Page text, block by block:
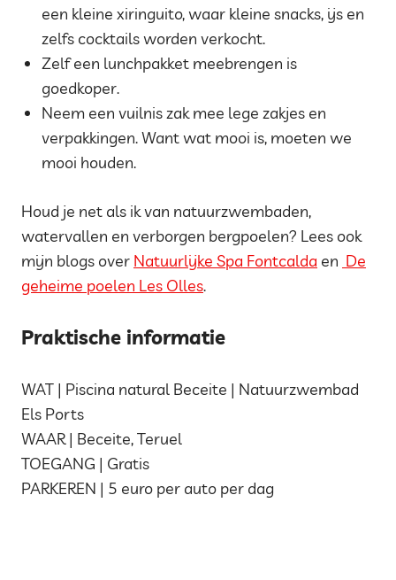
een kleine xiringuito, waar kleine snacks, ijs en
zelfs cocktails worden verkocht.
Zelf een lunchpakket meebrengen is
goedkoper.
Neem een vuilnis zak mee lege zakjes en
verpakkingen. Want wat mooi is, moeten we
mooi houden.
Houd je net als ik van natuurzwembaden,
watervallen en verborgen bergpoelen? Lees ook
mijn blogs over Natuurlijke Spa Fontcalda en De
geheime poelen Les Olles.
Praktische informatie
WAT | Piscina natural Beceite | Natuurzwembad
Els Ports
WAAR | Beceite, Teruel
TOEGANG | Gratis
PARKEREN | 5 euro per auto per dag